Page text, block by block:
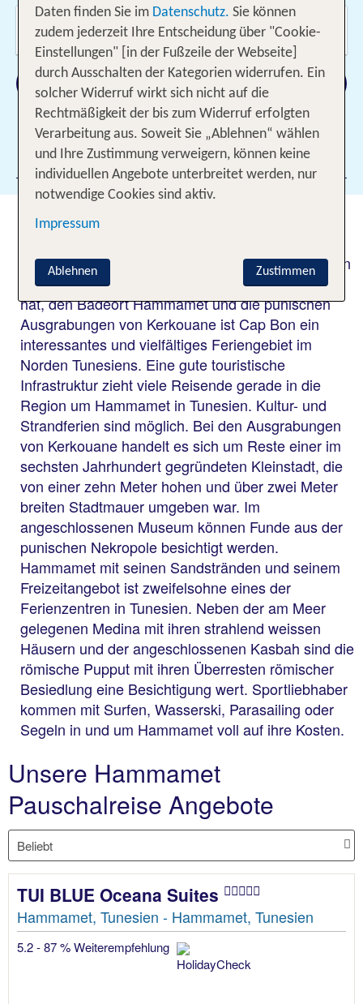
Wer reist mit?
2 Erwachsene
Suchen
Filter hinzufügen
Hammamet erleben
Durch seine grüne Kulturlandschaft, die der Region
den Beinamen "Tunesische Riviera" eingebracht
hat, den Badeort Hammamet und die punischen
Ausgrabungen von Kerkouane ist Cap Bon ein
interessantes und vielfältiges Feriengebiet im
Norden Tunesiens. Eine gute touristische
Infrastruktur zieht viele Reisende gerade in die
Region um Hammamet in Tunesien. Kultur- und
Strandferien sind möglich. Bei den Ausgrabungen
von Kerkouane handelt es sich um Reste einer im
sechsten Jahrhundert gegründeten Kleinstadt, die
von einer zehn Meter hohen und über zwei Meter
breiten Stadtmauer umgeben war. Im
angeschlossenen Museum können Funde aus der
punischen Nekropole besichtigt werden.
Hammamet mit seinen Sandstränden und seinem
Freizeitangebot ist zweifelsohne eines der
Ferienzentren in Tunesien. Neben der am Meer
gelegenen Medina mit ihren strahlend weissen
Häusern und der angeschlossenen Kasbah sind die
römische Pupput mit ihren Überresten römischer
Besiedlung eine Besichtigung wert. Sportliebhaber
kommen mit Surfen, Wasserski, Parasailing oder
Segeln in und um Hammamet voll auf ihre Kosten.
Unsere Hammamet
Pauschalreise Angebote
TUI BLUE Oceana Suites
Hammamet, Tunesien - Hammamet, Tunesien
5.2 - 87 % Weiterempfehlung
Daten finden Sie im Datenschutz. Sie können
zudem jederzeit Ihre Entscheidung über "Cookie-
Einstellungen" [in der Fußzeile der Webseite]
durch Ausschalten der Kategorien widerrufen. Ein
solcher Widerruf wirkt sich nicht auf die
Rechtmäßigkeit der bis zum Widerruf erfolgten
Verarbeitung aus. Soweit Sie „Ablehnen“ wählen
und Ihre Zustimmung verweigern, können keine
individuellen Angebote unterbreitet werden, nur
notwendige Cookies sind aktiv.
Impressum
Zustimmen
Ablehnen